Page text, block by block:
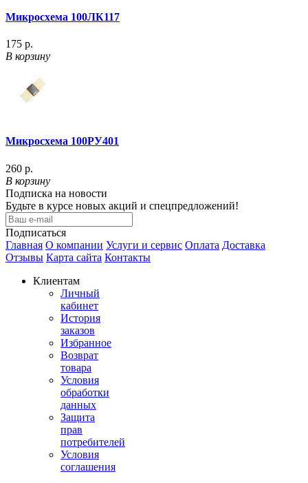
Микросхема 100ЛК117
175 р.
В корзину
Микросхема 100РУ401
260 р.
В корзину
Подписка на новости
Будьте в курсе новых акций и спецпредложений!
Подписаться
Главная О компании Услуги и сервис Оплата Доставка
Отзывы Карта сайта Контакты
Клиентам
Личный
кабинет
История
заказов
Избранное
Возврат
товара
Условия
обработки
данных
Защита
прав
потребителей
Условия
соглашения